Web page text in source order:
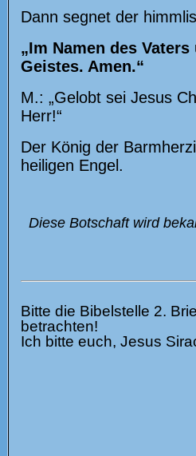
Dann segnet der
„Im Namen des
Geistes. Amen.“
M.: „Gelobt sei Jesus
Herr!“
Der König der
heiligen Engel.
Diese Botschaft wird
Bitte die Bibelstelle 2.
betrachten!
Ich bitte euch, Jesus